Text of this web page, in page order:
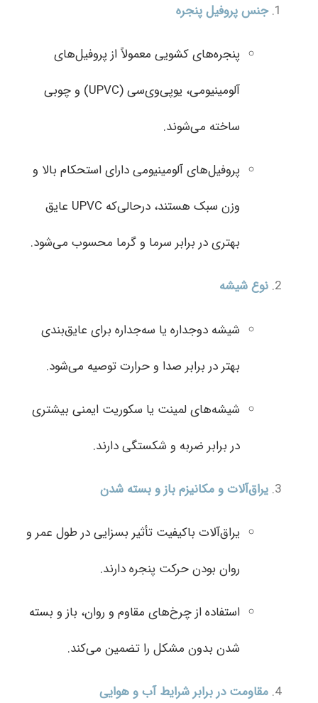
جنس پروفیل پنجره
پنجره‌های کشویی معمولاً از پروفیل‌های
آلومینیومی، یو‌پی‌وی‌سی (UPVC) و چوبی
ساخته می‌شوند.
پروفیل‌های آلومینیومی دارای استحکام بالا و
وزن سبک هستند، درحالی‌که UPVC عایق
بهتری در برابر سرما و گرما محسوب می‌شود.
نوع شیشه
شیشه دوجداره یا سه‌جداره برای عایق‌بندی
بهتر در برابر صدا و حرارت توصیه می‌شود.
شیشه‌های لمینت یا سکوریت ایمنی بیشتری
در برابر ضربه و شکستگی دارند.
یراق‌آلات و مکانیزم باز و بسته شدن
یراق‌آلات باکیفیت تأثیر بسزایی در طول عمر و
روان بودن حرکت پنجره دارند.
استفاده از چرخ‌های مقاوم و روان، باز و بسته
شدن بدون مشکل را تضمین می‌کند.
مقاومت در برابر شرایط آب و هوایی